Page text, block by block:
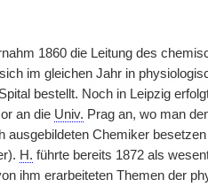
1860 die Leitung des
im gleichen Jahr in
bestellt. Noch in Leipzig
an die Univ. Prag an, wo man
ausgebildeten Chemiker
H. führte bereits 1872 als
ihm erarbeiteten Themen der